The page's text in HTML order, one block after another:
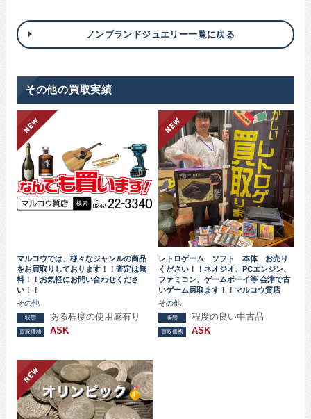
ノンブランドジュエリー一覧に戻る
その他の買取実績
マルコウでは、様々なジャンルの商品
をお買取りしております！！査定は無
料！！お気軽にお問い合わせくださ
い！！
その他
状態 ある程度の使用感有り
買取価格 ASK
レトロゲーム ソフト 本体 お売り
ください！！ネオジオ、PCエンジン、
ファミコン、ゲームボーイ等 会津で古
いゲーム買取ます！！マルコウ質店
その他
状態 程度の良い中古品
買取価格 ASK